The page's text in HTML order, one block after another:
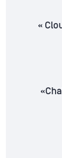
أمان ملفات مرن لعمليات نشر « Cloud »
عودة «شاي-هولود»: دودة «ChainDrop»